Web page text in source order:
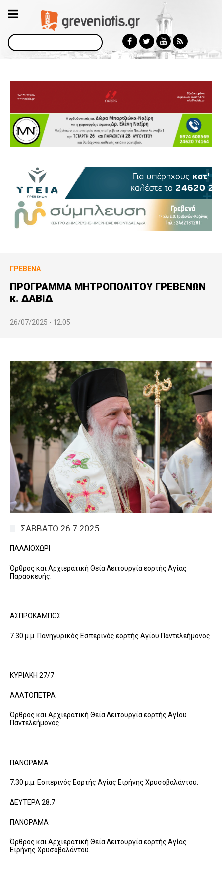
Αναζήτηση
ΓΡΕΒΕΝΆ
ΠΡΟΓΡΑΜΜΑ ΜΗΤΡΟΠΟΛΙΤΟΥ ΓΡΕΒΕΝΩΝ
κ. ΔΑΒΙΔ
26/07/2025 - 12:05
ΣΑΒΒΑΤΟ 26.7.2025
ΠΑΛΑΙΟΧΩΡΙ
Όρθρος και Αρχιερατική Θεία Λειτουργία εορτής Αγίας
Παρασκευής.
ΑΣΠΡΟΚΑΜΠΟΣ
7.30 μ.μ. Πανηγυρικός Εσπερινός εορτής Αγίου Παντελεήμονος.
ΚΥΡΙΑΚΗ 27/7
ΑΛΑΤΟΠΕΤΡΑ
Όρθρος και Αρχιερατική Θεία Λειτουργία εορτής Αγίου
Παντελεήμονος.
ΠΑΝΟΡΑΜΑ
7.30 μ.μ. Εσπερινός Εορτής Αγίας Ειρήνης Χρυσοβαλάντου.
ΔΕΥΤΕΡΑ 28.7
ΠΑΝΟΡΑΜΑ
Όρθρος και Αρχιερατική Θεία Λειτουργία εορτής Αγίας
Ειρήνης Χρυσοβαλάντου.